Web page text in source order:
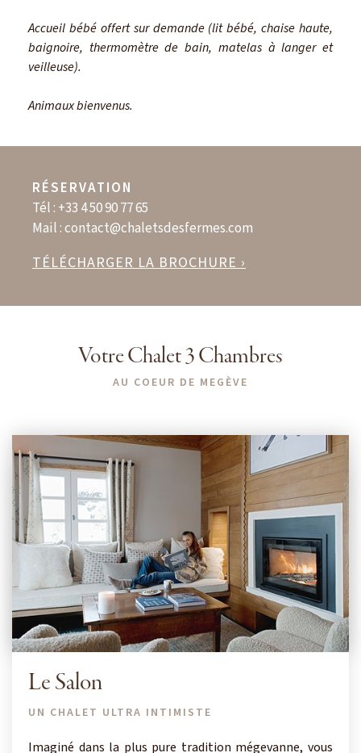
Accueil bébé offert sur demande (lit bébé, chaise haute,
baignoire, thermomètre de bain, matelas à langer et
veilleuse).
Animaux bienvenus.
RÉSERVATION
Tél : +33 4 50 90 77 65
Mail :contact@chaletsdesfermes.com
TÉLÉCHARGER LA BROCHURE ›
Votre Chalet 3 Chambres
AU COEUR DE MEGÈVE
Le Salon
UN CHALET ULTRA INTIMISTE
Imaginé dans la plus pure tradition mégevanne, vous